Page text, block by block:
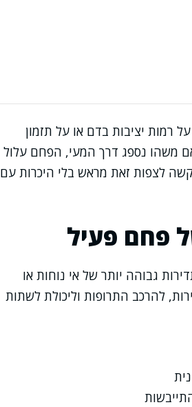
רמות יציבות בדם או על תזמון
אם משהו נספג דרך המעי, הפחם עלול
לצפות זאת מראש בלי היכרות עם
פחם פעיל
גבוהה יותר של אי נוחות או
להרכב התרופות וליכולת לשתות